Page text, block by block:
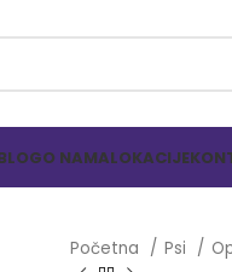
O NAMALOKACIJE
Početna Psi